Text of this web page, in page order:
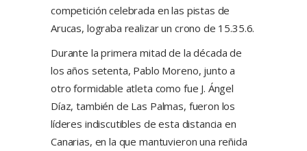
competición celebrada en las pistas de
Arucas, lograba realizar un crono de 15.35.6.
Durante la primera mitad de la década de
los años setenta, Pablo Moreno, junto a
otro formidable atleta como fue J. Ángel
Díaz, también de Las Palmas, fueron los
líderes indiscutibles de esta distancia en
Canarias, en la que mantuvieron una reñida